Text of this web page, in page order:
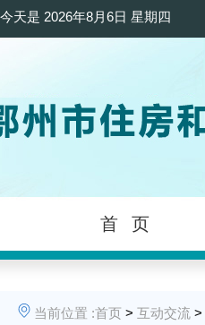
今天是 2026年8月6日 星期四
首 页
当前位置 :首页 > 互动交流 >